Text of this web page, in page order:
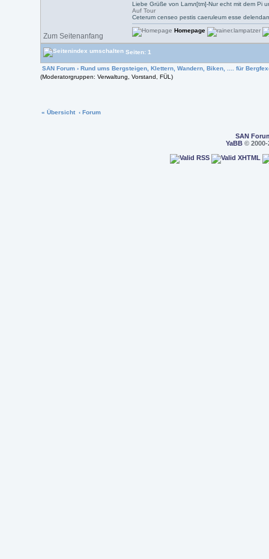
Zum Seitenanfang
Liebe Grüße von Lamл[tm]-Nur echt mit dem Pi
Auf Tour
Ceterum censeo pestis caeruleum esse
Homepage
Seiten: 1
SAN Forum› Rund ums Bergsteigen, Klettern, Wandern, Biken, .... für
(Moderatorgruppen: Verwaltung, Vorstand, FÜL)
« Übersicht ‹ Forum
SAN
YaBB© 2000-